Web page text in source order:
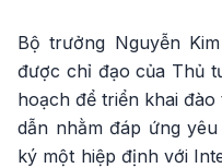
Bộ trưởng Nguyễn
được chỉ đạo của Thủ
hoạch để triển khai
dẫn nhằm đáp ứng
ký một hiệp định với